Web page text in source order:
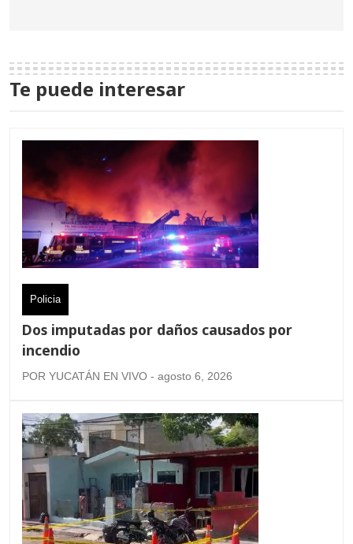
Te puede interesar
Policia
Dos imputadas por daños causados por
incendio
POR YUCATÁN EN VIVO - agosto 6, 2026